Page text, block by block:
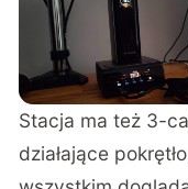
Stacja ma też 3-
działające